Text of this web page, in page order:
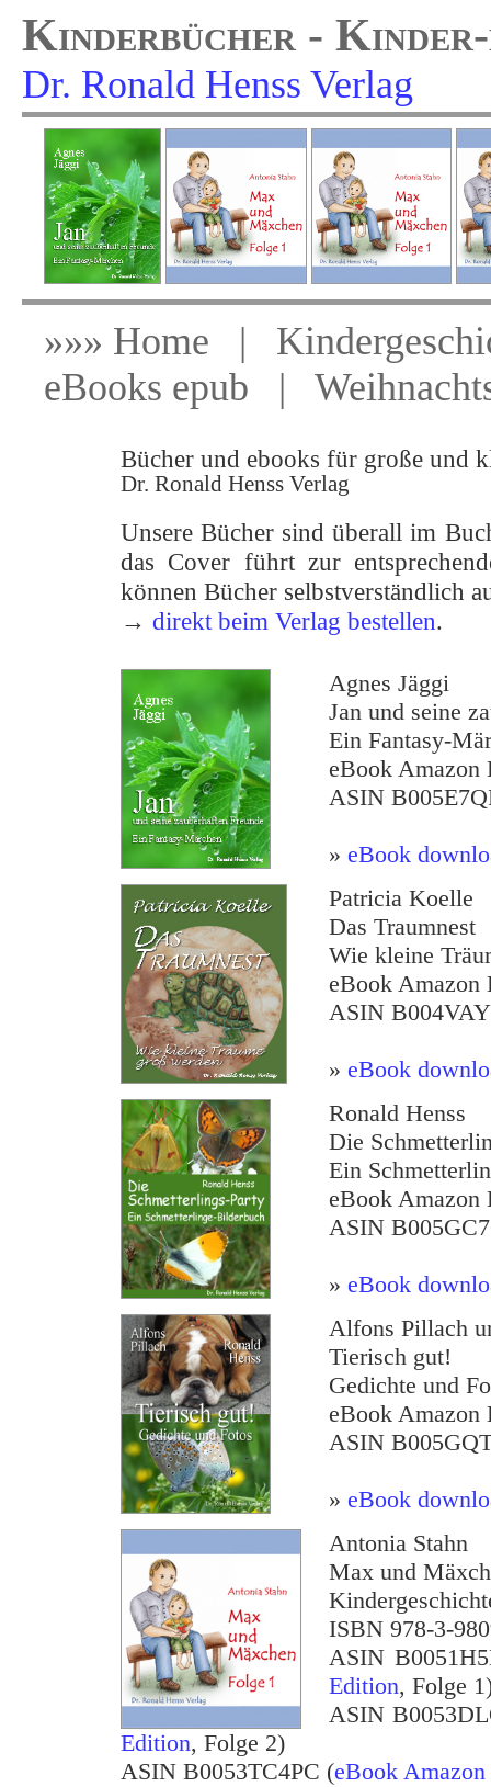
Kinderbücher -
Dr. Ronald Henss Verlag
»»» Home |
eBooks epub |
Bücher und ebooks für große und
Dr. Ronald Henss Verlag
Unsere Bücher sind überall im
das Cover führt zur
können Bücher selbstverständlich
→ direkt beim Verlag bestellen.
Agnes Jäggi
Jan und seine
Ein Fantasy-
eBook
ASIN
» eBook
Patricia Koelle
Das Traumnest
Wie kleine
eBook
ASIN
» eBook
Ronald Henss
Die
Ein
eBook
ASIN
» eBook
Alfons Pillach
Tierisch gut!
Gedichte und
eBook
ASIN
» eBook
Antonia Stahn
Max und
ISBN 978-3-
ASIN
Edition, Folge
ASIN
Edition, Folge 2)
ASIN B0053TC4PC (eBook